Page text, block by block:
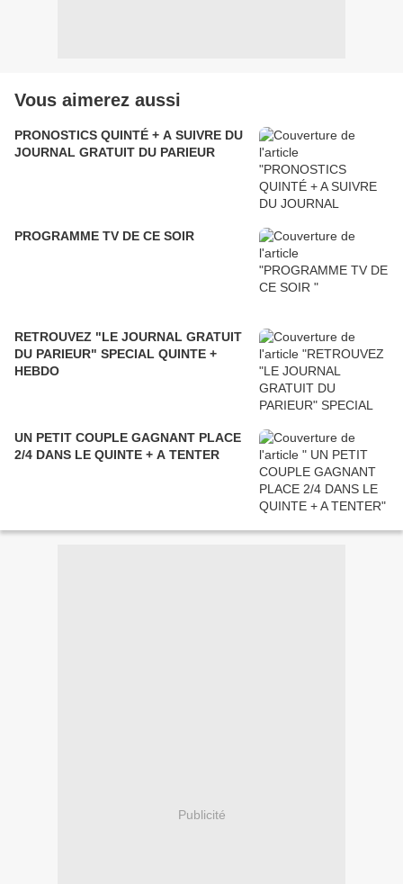
Vous aimerez aussi
PRONOSTICS QUINTÉ + A SUIVRE DU
JOURNAL GRATUIT DU PARIEUR
PROGRAMME TV DE CE SOIR
RETROUVEZ "LE JOURNAL GRATUIT
DU PARIEUR" SPECIAL QUINTE +
HEBDO
UN PETIT COUPLE GAGNANT PLACE
2/4 DANS LE QUINTE + A TENTER
Publicité